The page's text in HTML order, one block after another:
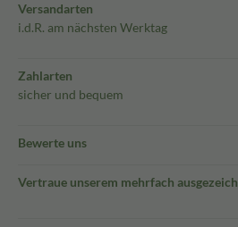
Versandarten
i.d.R. am nächsten Werktag
Zahlarten
sicher und bequem
Bewerte uns
Vertraue unserem mehrfach